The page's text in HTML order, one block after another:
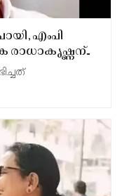
എംപി
രാധാകൃഷ്ണന്
നറുക്ക്